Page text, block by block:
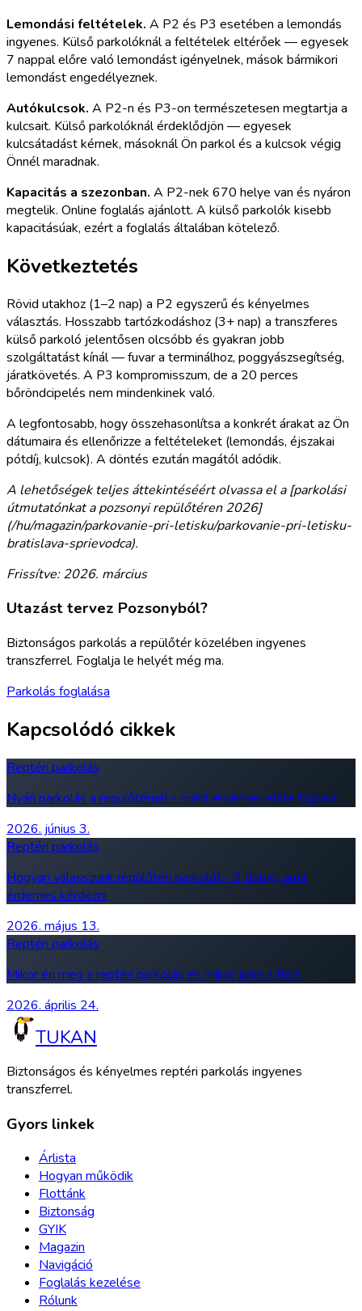
Lemondási feltételek. A P2 és P3 esetében a lemondás
ingyenes. Külső parkolóknál a feltételek eltérőek — egyesek
7 nappal előre való lemondást igényelnek, mások bármikori
lemondást engedélyeznek.
Autókulcsok. A P2-n és P3-on természetesen megtartja a
kulcsait. Külső parkolóknál érdeklődjön — egyesek
kulcsátadást kérnek, másoknál Ön parkol és a kulcsok végig
Önnél maradnak.
Kapacitás a szezonban. A P2-nek 670 helye van és nyáron
megtelik. Online foglalás ajánlott. A külső parkolók kisebb
kapacitásúak, ezért a foglalás általában kötelező.
Következtetés
Rövid utakhoz (1–2 nap) a P2 egyszerű és kényelmes
választás. Hosszabb tartózkodáshoz (3+ nap) a transzferes
külső parkoló jelentősen olcsóbb és gyakran jobb
szolgáltatást kínál — fuvar a terminálhoz, poggyászsegítség,
járatkövetés. A P3 kompromisszum, de a 20 perces
bőröndcipelés nem mindenkinek való.
A legfontosabb, hogy összehasonlítsa a konkrét árakat az Ön
dátumaira és ellenőrizze a feltételeket (lemondás, éjszakai
pótdíj, kulcsok). A döntés ezután magától adódik.
A lehetőségek teljes áttekintéséért olvassa el a [parkolási
útmutatónkat a pozsonyi repülőtéren 2026]
(/hu/magazin/parkovanie-pri-letisku/parkovanie-pri-letisku-
bratislava-sprievodca).
Frissítve: 2026. március
Utazást tervez Pozsonyból?
Biztonságos parkolás a repülőtér közelében ingyenes
transzferrel. Foglalja le helyét még ma.
Parkolás foglalása
Kapcsolódó cikkek
Reptéri parkolás
Nyári parkolás a repülőtérnél - miért érdemes előre foglalni
2026. június 3.
Reptéri parkolás
Hogyan válasszunk repülőtéri parkolót - 9 dolog, amit
érdemes kérdezni
2026. május 13.
Reptéri parkolás
Mikor éri meg a reptéri parkolás és mikor jobb a Bolt
2026. április 24.
TUKAN
Biztonságos és kényelmes reptéri parkolás ingyenes
transzferrel.
Gyors linkek
Árlista
Hogyan működik
Flottánk
Biztonság
GYIK
Magazin
Navigáció
Foglalás kezelése
Rólunk